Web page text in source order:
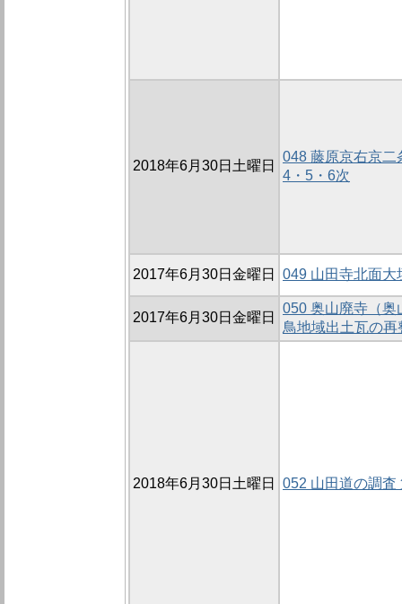
2018年6月30日土曜日
048 藤原京右京二
4・5・6次
2017年6月30日金曜日 049 山田寺北面大
2017年6月30日金曜日
050 奥山廃寺（奥
鳥地域出土瓦の再
2018年6月30日土曜日 052 山田道の調査